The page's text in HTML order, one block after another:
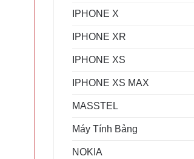
IPHONE X
IPHONE XR
IPHONE XS
IPHONE XS MAX
MASSTEL
Máy Tính Bảng
NOKIA